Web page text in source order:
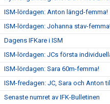
ISM-lördagen: Anton längd-femma!
ISM-lördagen: Johanna stav-femma!
Dagens IFKare i ISM
ISM-lördagen: JCs första
ISM-lördagen: Sara 60m-femma!
ISM-fredagen: JC, Sara och Anton
Senaste numret av IFK-Bulletinen